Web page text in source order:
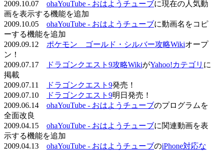
2009.10.07 ohaYouTube - おはようチューブに現在の人気動
画を表示する機能を追加
2009.10.05 ohaYouTube - おはようチューブに動画名をコピ
ーする機能を追加
2009.09.12 ポケモン ゴールド・シルバー攻略Wikiオープ
ン！
2009.07.17
ドラゴンクエスト9攻略WikiがYahoo!カテゴリ に
掲載
2009.07.11
ドラゴンクエスト9発売！
2009.07.10
ドラゴンクエスト9明日発売！
2009.06.14 ohaYouTube - おはようチューブのプログラムを
全面改良
2009.04.15 ohaYouTube - おはようチューブに関連動画を表
示する機能を追加
2009.04.13 ohaYouTube - おはようチューブのiPhone対応な